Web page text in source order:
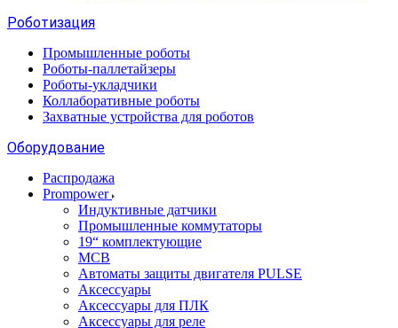
Роботизация
Промышленные роботы
Роботы-паллетайзеры
Роботы-укладчики
Коллаборативные роботы
Захватные устройства для роботов
Оборудование
Распродажа
Prompower
Индуктивные датчики
Промышленные коммутаторы
19“ комплектующие
MCB
Автоматы защиты двигателя PULSE
Аксессуары
Аксессуары для ПЛК
Аксессуары для реле